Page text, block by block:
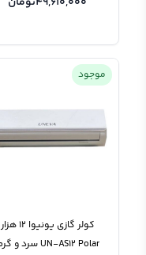
موجود
کولر گازی یونیوا 12 هزار
UN-AS12 Polar سرد و گرم